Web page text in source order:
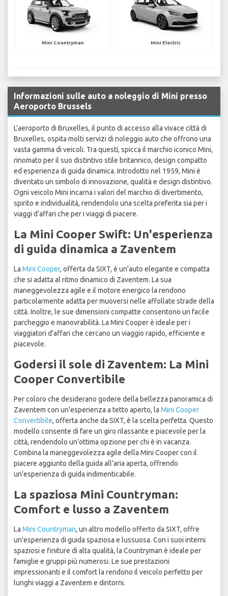
Mini Countryman Mini Electric
Informazioni sulle auto a noleggio di Mini presso
Aeroporto Brussels
L'aeroporto di Bruxelles, il punto di accesso alla vivace città di
Bruxelles, ospita molti servizi di noleggio auto che offrono una
vasta gamma di veicoli. Tra questi, spicca il marchio iconico Mini,
rinomato per il suo distintivo stile britannico, design compatto
ed esperienza di guida dinamica. Introdotto nel 1959, Mini è
diventato un simbolo di innovazione, qualità e design distintivo.
Ogni veicolo Mini incarna i valori del marchio di divertimento,
spirito e individualità, rendendolo una scelta preferita sia per i
viaggi d'affari che per i viaggi di piacere.
La Mini Cooper Swift: Un'esperienza
di guida dinamica a Zaventem
La Mini Cooper, offerta da SIXT, è un'auto elegante e compatta
che si adatta al ritmo dinamico di Zaventem. La sua
maneggevolezza agile e il motore energico la rendono
particolarmente adatta per muoversi nelle affollate strade della
città. Inoltre, le sue dimensioni compatte consentono un facile
parcheggio e manovrabilità. La Mini Cooper è ideale per i
viaggiatori d'affari che cercano un viaggio rapido, efficiente e
piacevole.
Godersi il sole di Zaventem: La Mini
Cooper Convertibile
Per coloro che desiderano godere della bellezza panoramica di
Zaventem con un'esperienza a tetto aperto, la Mini Cooper
Convertibile, offerta anche da SIXT, è la scelta perfetta. Questo
modello consente di fare un giro rilassante e piacevole per la
città, rendendolo un'ottima opzione per chi è in vacanza.
Combina la maneggevolezza agile della Mini Cooper con il
piacere aggiunto della guida all'aria aperta, offrendo
un'esperienza di guida indimenticabile.
La spaziosa Mini Countryman:
Comfort e lusso a Zaventem
La Mini Countryman, un altro modello offerto da SIXT, offre
un'esperienza di guida spaziosa e lussuosa. Con i suoi interni
spaziosi e finiture di alta qualità, la Countryman è ideale per
famiglie e gruppi più numerosi. Le sue prestazioni
impressionanti e il comfort la rendono il veicolo perfetto per
lunghi viaggi a Zaventem e dintorni.